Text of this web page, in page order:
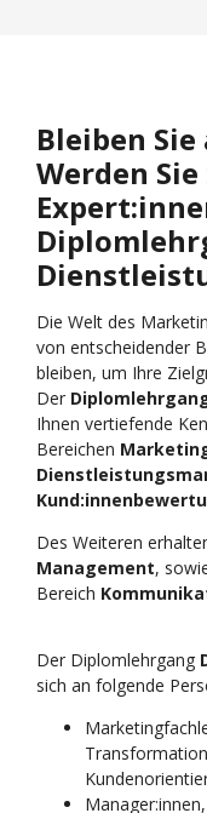
Bleiben
Werden
Die Welt des
von entscheidender
bleiben, um Ihre
Der
Ihnen vertiefende
Bereichen
Des Weiteren
Management,
Bereich
Der Diplomlehrgang
sich an folgende